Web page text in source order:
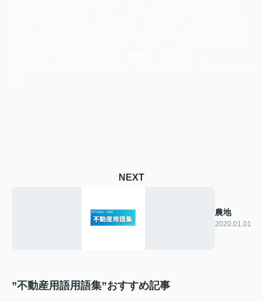
NEXT
農地
2020.01.01
”不動産用語用語集”おすすめ記事